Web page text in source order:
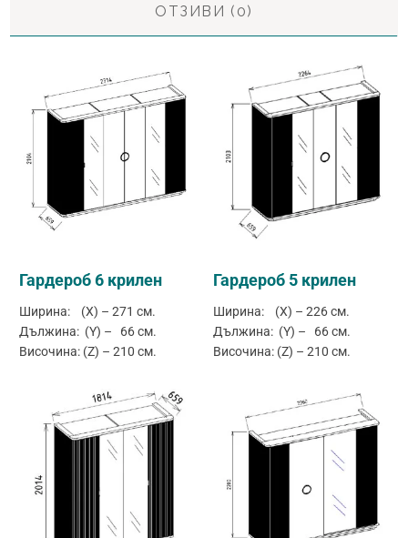
ОТЗИВИ (0)
Гардероб 6 крилен
Ширина: (X) – 271 см.
Дължина: (Y) – 66 см.
Височина: (Z) – 210 см.
Гардероб 5 крилен
Ширина: (X) – 226 см.
Дължина: (Y) – 66 см.
Височина: (Z) – 210 см.